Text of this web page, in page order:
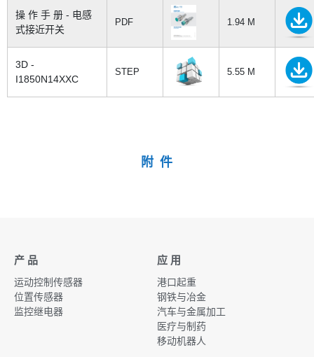
操 作 手 册 - 电感
式接近开关
PDF 1.94 M
3D -
I1850N14XXC
STEP 5.55 M
附 件
产 品
运动控制传感器
位置传感器
监控继电器
应 用
港口起重
钢铁与冶金
汽车与金属加工
医疗与制药
移动机器人